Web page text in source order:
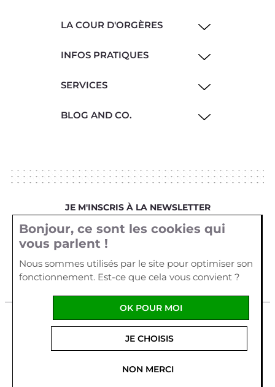
LA COUR D'ORGÈRES
INFOS PRATIQUES
SERVICES
BLOG AND CO.
JE M'INSCRIS À LA NEWSLETTER
Votre email
Mentions légales Cookies
Crédits
1 allée Véga Parc d'Activités Plein
56170 QUIBERON-France Tel :02 97 29 55 62
Fabriqué en France
Bonjour, ce sont les cookies qui
vous parlent !
Nous sommes utilisés par le site pour optimiser son
fonctionnement. Est-ce que cela vous convient ?
NON MERCI
JE CHOISIS
OK POUR MOI